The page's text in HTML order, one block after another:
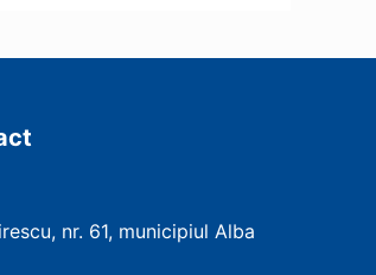
nr. 61, municipiul Alba